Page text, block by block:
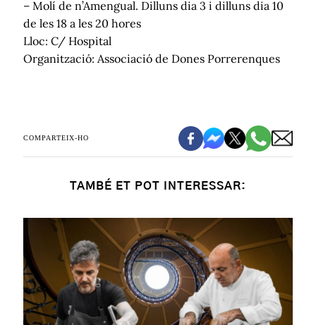
– Molí de n’Amengual. Dilluns dia 3 i dilluns dia 10
de les 18 a les 20 hores
Lloc: C/ Hospital
Organització: Associació de Dones Porrerenques
COMPARTEIX-HO
TAMBÉ ET POT INTERESSAR: